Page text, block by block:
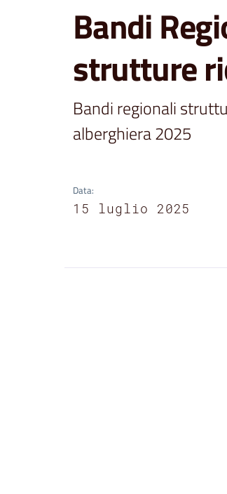
Bandi
strutture
Bandi regionali
alberghiera 2025
Data:
15 luglio 2025